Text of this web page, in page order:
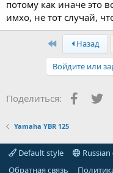
потому как иначе это
имхо, не тот случай,
First Назад
Войдите или
Поделиться:
Yamaha YBR 125
Default style
Russian
Обратная связь